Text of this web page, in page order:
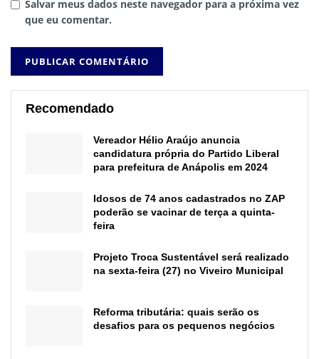
Salvar meus dados neste navegador para a próxima vez
que eu comentar.
Recomendado
Vereador Hélio Araújo anuncia
candidatura própria do Partido Liberal
para prefeitura de Anápolis em 2024
Idosos de 74 anos cadastrados no ZAP
poderão se vacinar de terça a quinta-
feira
Projeto Troca Sustentável será realizado
na sexta-feira (27) no Viveiro Municipal
Reforma tributária: quais serão os
desafios para os pequenos negócios